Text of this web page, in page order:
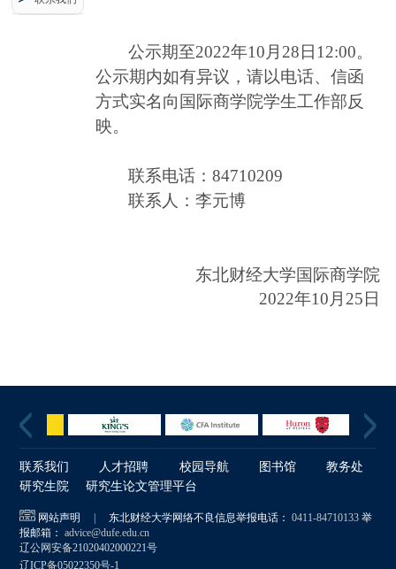
公示期至2022年10月28日12:00。
公示期内如有异议，请以电话、信函
方式实名向国际商学院学生工作部反
映。
联系电话：84710209
联系人：李元博
东北财经大学国际商学院
2022年10月25日
联系我们 人才招聘 校园导航 图书馆
教务处
研究生院
研究生论文管理平台
网站声明 | 东北财经大学网络不良信息举报电话： 0411-84710133 举
报邮箱：
advice@dufe.edu.cn
辽公网安备21020402000221号
辽ICP备05022350号-1